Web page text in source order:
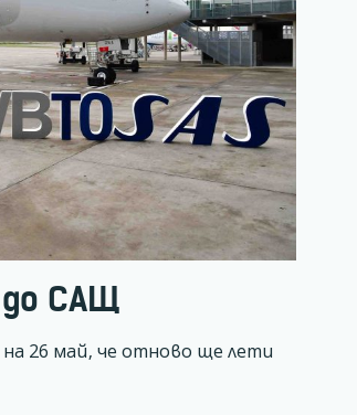
до САЩ
на 26 май, че отново ще лети